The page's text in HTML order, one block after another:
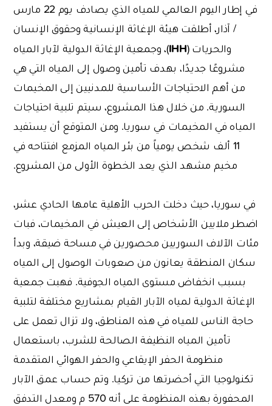
في إطار اليوم العالمي للمياه الذي يصادف يوم 22 مارس
/ آذار، أطلقت هيئة الإغاثة الإنسانية وحقوق الإنسان
والحريات (IHH)، وجمعية الإغاثة الدولية لآبار المياه
مشروعًا جديدًا، بهدف تأمين وصول إلى المياه التي هي
من أهم الاحتياجات الأساسية للمدنيين إلى المخيمات
السورية. من خلال هذا المشروع، سيتم تلبية احتياجات
المياه في المخيمات في سوريا. ومن المتوقع أن يستفيد
11 ألف شخص يومياً من بئر المياه المزمع افتتاحه في
مخيم مشهد الذي يعد الخطوة الأولى من المشروع.
في سوريا، حيث دخلت الحرب الأهلية عامها الحادي عشر،
اضطر ملايين الأشخاص إلى العيش في المخيمات، فبات
مئات الآلاف السوريين محصورين في مساحة ضيقة، وبدأ
سكان المنطقة يعانون من صعوبات الوصول إلى المياه
بسبب انخفاض مستوى المياه الجوفية. فهبت جمعية
الإغاثة الدولية لمياه الآبار القيام بمشاريع مختلفة لتلبية
حاجة الناس للمياه في هذه المناطق، ولا تزال تعمل على
تأمين المياه النظيفة الصالحة للشرب، باستعمال
منظومة الحفر الإيقاعي والحفر الهوائي المتقدمة
تكنولوجيا التي أحضرتها من تركيا. وتم حساب عمق الآبار
المحفورة بهذه المنظومة على أنه 570 م ومعدل التدفق